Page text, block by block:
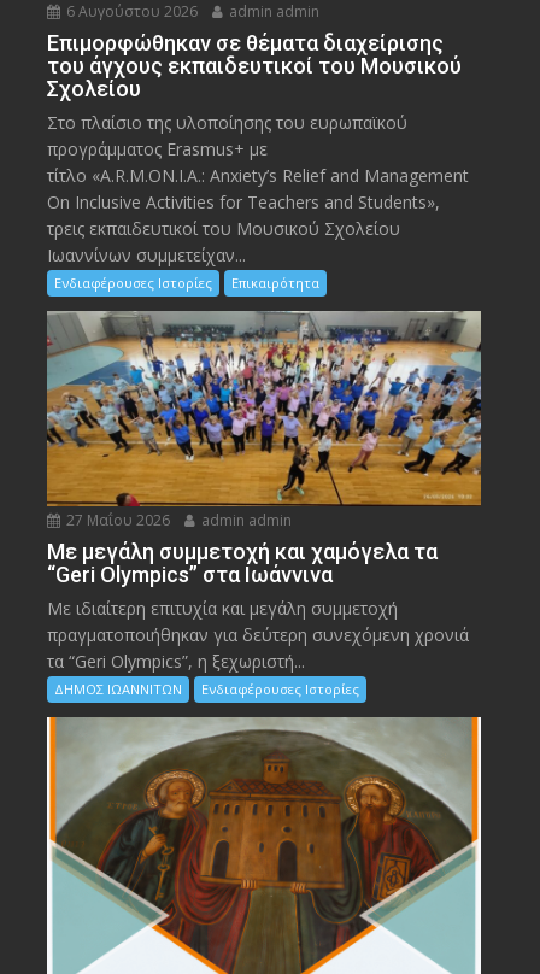
6 Αυγούστου 2026 admin admin
Eπιμορφώθηκαν σε θέματα διαχείρισης
του άγχους εκπαιδευτικοί του Μουσικού
Σχολείου
Στο πλαίσιο της υλοποίησης του ευρωπαϊκού
προγράμματος Erasmus+ με
τίτλο «A.R.M.ON.I.A.: Anxiety’s Relief and Management
On Inclusive Activities for Teachers and Students»,
τρεις εκπαιδευτικοί του Μουσικού Σχολείου
Ιωαννίνων συμμετείχαν...
Ενδιαφέρουσες Ιστορίες Επικαιρότητα
27 Μαΐου 2026 admin admin
Με μεγάλη συμμετοχή και χαμόγελα τα
“Geri Olympics” στα Ιωάννινα
Με ιδιαίτερη επιτυχία και μεγάλη συμμετοχή
πραγματοποιήθηκαν για δεύτερη συνεχόμενη χρονιά
τα “Geri Olympics”, η ξεχωριστή...
ΔΗΜΟΣ ΙΩΑΝΝΙΤΩΝ Ενδιαφέρουσες Ιστορίες